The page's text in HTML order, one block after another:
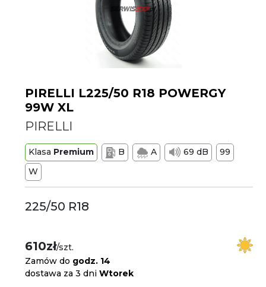
PIRELLI L225/50 R18 POWERGY
99W XL
PIRELLI
Klasa Premium B A 69 dB
99
W
225/50 R18
610zł/szt.
Zamów do godz. 14
dostawa za 3 dniWtorek